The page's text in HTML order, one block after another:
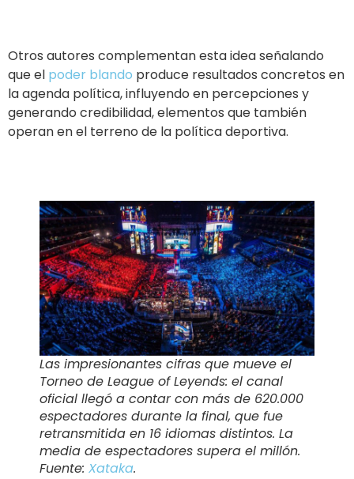
Otros autores complementan esta idea señalando
que el poder blando produce resultados concretos en
la agenda política, influyendo en percepciones y
generando credibilidad, elementos que también
operan en el terreno de la política deportiva.
Las impresionantes cifras que mueve el
Torneo de League of Leyends: el canal
oficial llegó a contar con más de 620.000
espectadores durante la final, que fue
retransmitida en 16 idiomas distintos. La
media de espectadores supera el millón.
Fuente: Xataka.